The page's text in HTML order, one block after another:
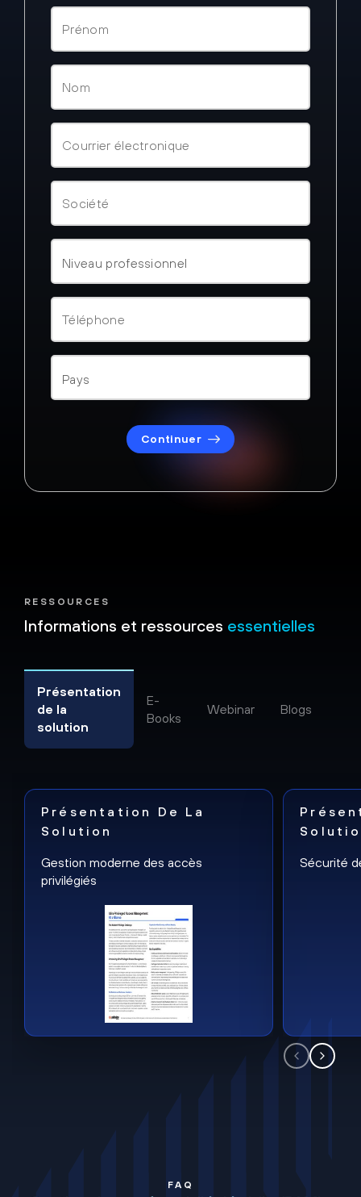
Continuer
RESSOURCES
Informations et ressources essentielles
Présentation
de la
solution
E-
Books
Webinar Blogs
Présentation De La
Solution
Gestion moderne des accès
privilégiés
Sécurité
FAQ